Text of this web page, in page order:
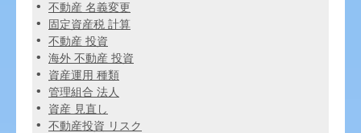
不動産 名義変更
固定資産税 計算
不動産 投資
海外 不動産 投資
資産運用 種類
管理組合 法人
資産 見直し
不動産投資 リスク